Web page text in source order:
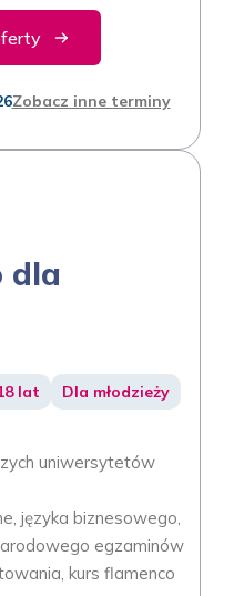
Zobacz inne terminy
dla
lat Dla młodzieży
uniwersytetów
języka biznesowego,
egzaminów
kurs flamenco